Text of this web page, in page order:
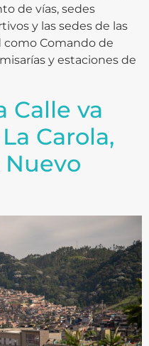
de vías, sedes
y las sedes de las
como Comando de
y estaciones de
Calle va
Carola,